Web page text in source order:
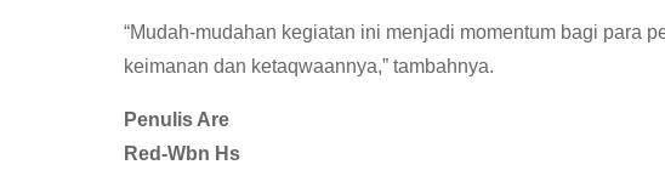
“Mudah-mudahan kegiatan ini menjadi momentum bagi para
keimanan dan ketaqwaannya,” tambahnya.
Penulis Are
Red-Wbn Hs